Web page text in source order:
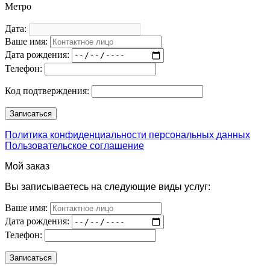
Метро
Дата:
Ваше имя:
Дата рождения:
Телефон:
Код подтверждения:
Политика конфиденциальности персональных данных
Пользовательское соглашение
Мой заказ
Вы записываетесь на следующие виды услуг:
Ваше имя:
Дата рождения:
Телефон: